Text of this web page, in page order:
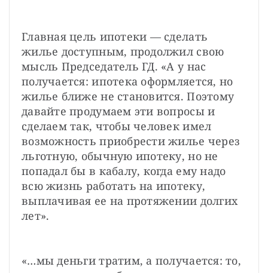
Главная цель ипотеки — сделать
жилье доступным, продолжил свою
мысль Председатель ГД. «А у нас
получается: ипотека оформляется, но
жилье ближе не становится. Поэтому
давайте продумаем эти вопросы и
сделаем так, чтобы человек имел
возможность приобрести жилье через
льготную, обычную ипотеку, но не
попадал бы в кабалу, когда ему надо
всю жизнь работать на ипотеку,
выплачивая ее на протяжении долгих
лет».
«…мы деньги тратим, а получается: то,